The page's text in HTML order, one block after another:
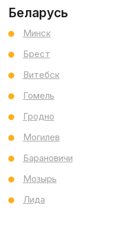
Беларусь
Минск
Брест
Витебск
Гомель
Гродно
Могилев
Барановичи
Мозырь
Лида